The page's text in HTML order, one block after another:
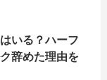
いる？ハーフ
辞めた理由を